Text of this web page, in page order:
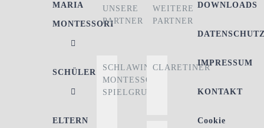
MARIA
MONTESSORI
SCHÜLER
ELTERN
UNSERE
PARTNER
SCHLAWINER
MONTESSORI-
SPIELGRUPPE
WEITERE
PARTNER
CLARETINER
DOWNLOADS
IMPRESSUM
KONTAKT
Cookie